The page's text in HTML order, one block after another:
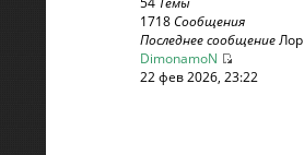
1718Сообщения
Последнее сообщение
DimonamoN
22 фев 2026, 23:22